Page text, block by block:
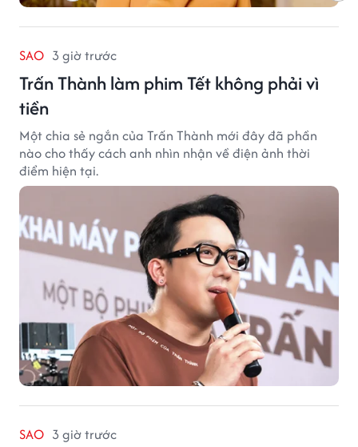
SAO 3 giờ trước
Trấn Thành làm phim Tết không phải vì
tiền
Một chia sẻ ngắn của Trấn Thành mới đây đã phần
nào cho thấy cách anh nhìn nhận về điện ảnh thời
điểm hiện tại.
SAO 3 giờ trước